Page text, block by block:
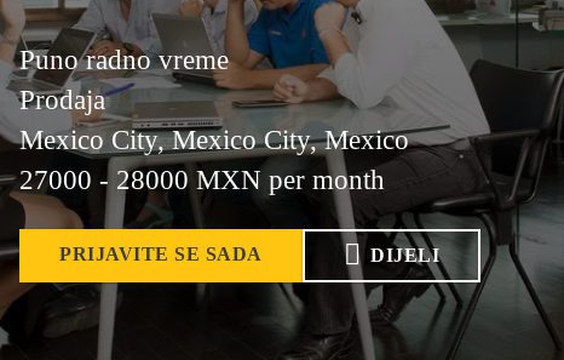
Puno radno vreme
Prodaja
Mexico City, Mexico City, Mexico
27000 - 28000 MXN per month
PRIJAVITE SE SADA DIJELI